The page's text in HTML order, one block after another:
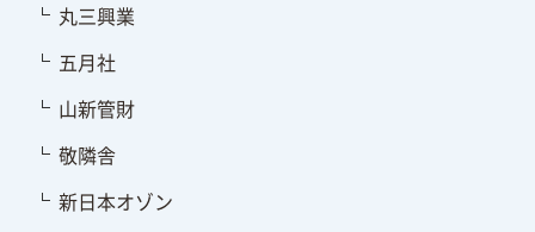
丸三興業
五月社
山新管財
敬隣舎
新日本オゾン